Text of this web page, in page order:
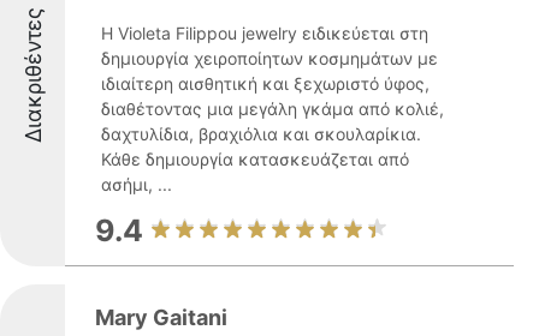
Διακριθέντες
Η Violeta Filippou jewelry ειδικεύεται στη
δημιουργία χειροποίητων κοσμημάτων με
ιδιαίτερη αισθητική και ξεχωριστό ύφος,
διαθέτοντας μια μεγάλη γκάμα από κολιέ,
δαχτυλίδια, βραχιόλια και σκουλαρίκια.
Κάθε δημιουργία κατασκευάζεται από
ασήμι, ...
9.4
Mary Gaitani